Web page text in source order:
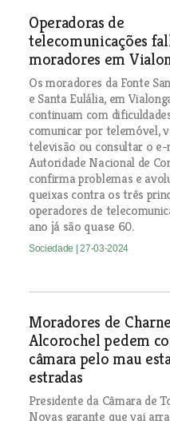
Operadoras de
telecomunicações
moradores em
Os moradores da Fonte
e Santa Eulália, em
continuam com
comunicar por telemóvel,
televisão ou consultar o e-
Autoridade Nacional de
confirma problemas e
queixas contra os três
operadores de
ano já são quase 60.
Sociedade | 27-03-2024
Moradores de
Alcorochel pedem
câmara pelo mau
estradas
Presidente da Câmara de
Novas garante que vai